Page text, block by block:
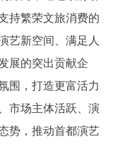
回到顶部
持繁荣文旅消费的
艺新空间、满足人
展的突出贡献企
围，打造更富活力
市场主体活跃、演
势，推动首都演艺